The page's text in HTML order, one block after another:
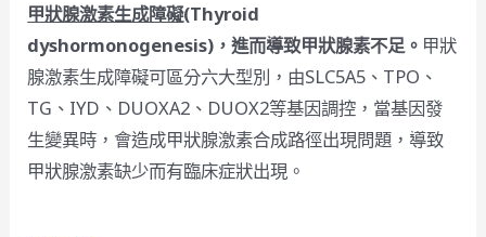
甲狀腺激素生成障礙(Thyroid
dyshormonogenesis)，進而導致甲狀腺素不足。 甲狀
腺激素生成障礙可區分六大型別，由SLC5A5、TPO、
TG、IYD、DUOXA2、DUOX2等基因調控，當基因發
生變異時，會造成甲狀腺激素合成路徑出現問題，導致
甲狀腺激素缺少而有臨床症狀出現。